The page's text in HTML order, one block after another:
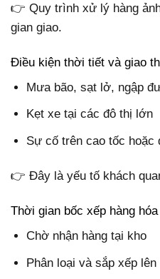
👉 Quy trình xử lý hàng
gian giao.
Điều kiện thời tiết và giao
Mưa bão, sạt lở, ngập
Kẹt xe tại các đô thị lớn
Sự cố trên cao tốc hoặc
👉 Đây là yếu tố khách
Thời gian bốc xếp hàng hóa
Chờ nhận hàng tại kho
Phân loại và sắp xếp lên